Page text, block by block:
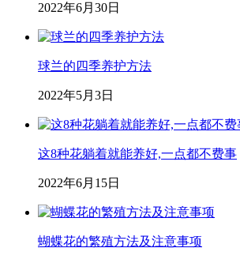
2022年6月30日
球兰的四季养护方法
2022年5月3日
这8种花躺着就能养好,一点都不费事
2022年6月15日
蝴蝶花的繁殖方法及注意事项